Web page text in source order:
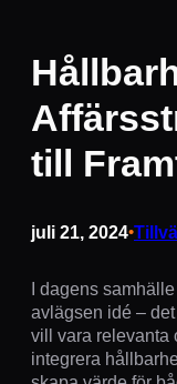
till
juli 21, 2024•
I dagens
avlägsen idé –
vill vara relevanta
integrera